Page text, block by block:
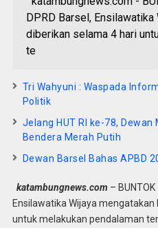
DPRD Barsel,
diberikan selama 4 hari
te
Tri Wahyuni : Waspada
Politik
Jelang HUT RI ke-78,
Bendera Merah Putih
Dewan Barsel Bahas APBD
katambungnews.com –
Ensilawatika Wijaya
untuk melakukan pendalaman